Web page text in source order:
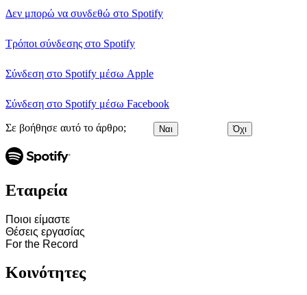
Δεν μπορώ να συνδεθώ στο Spotify
Τρόποι σύνδεσης στο Spotify
Σύνδεση στο Spotify μέσω Apple
Σύνδεση στο Spotify μέσω Facebook
Σε βοήθησε αυτό το άρθρο; Ναι Όχι
Εταιρεία
Ποιοι είμαστε
Θέσεις εργασίας
For the Record
Κοινότητες